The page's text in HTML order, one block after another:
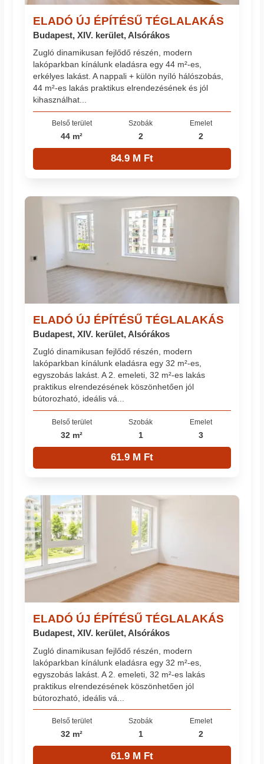
ELADÓ ÚJ ÉPÍTÉSŰ TÉGLALAKÁS
Budapest, XIV. kerület, Alsórákos
Zugló dinamikusan fejlődő részén, modern
lakóparkban kínálunk eladásra egy 44 m²-es,
erkélyes lakást. A nappali + külön nyíló hálószobás,
44 m²-es lakás praktikus elrendezésének és jól
kihasználhat...
Belső terület
44 m²
Szobák
2
Emelet
2
84.9 M Ft
ELADÓ ÚJ ÉPÍTÉSŰ TÉGLALAKÁS
Budapest, XIV. kerület, Alsórákos
Zugló dinamikusan fejlődő részén, modern
lakóparkban kínálunk eladásra egy 32 m²-es,
egyszobás lakást. A 2. emeleti, 32 m²-es lakás
praktikus elrendezésének köszönhetően jól
bútorozható, ideális vá...
Belső terület
32 m²
Szobák
1
Emelet
3
61.9 M Ft
ELADÓ ÚJ ÉPÍTÉSŰ TÉGLALAKÁS
Budapest, XIV. kerület, Alsórákos
Zugló dinamikusan fejlődő részén, modern
lakóparkban kínálunk eladásra egy 32 m²-es,
egyszobás lakást. A 2. emeleti, 32 m²-es lakás
praktikus elrendezésének köszönhetően jól
bútorozható, ideális vá...
Belső terület
32 m²
Szobák
1
Emelet
2
61.9 M Ft